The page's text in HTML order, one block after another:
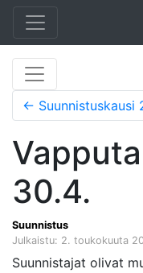
← Suunnistuskausi 2016 on valmis
30.4.
Suunnistus
Julkaistu: 2. toukokuuta
Suunnistajat olivat